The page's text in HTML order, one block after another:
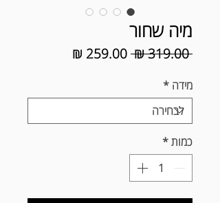
מיה שחור
‏319.00 ‏₪
מחיר
מידה *
כמות*